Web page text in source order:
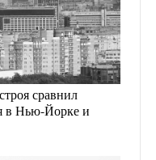
сравнил
в Нью-Йорке и